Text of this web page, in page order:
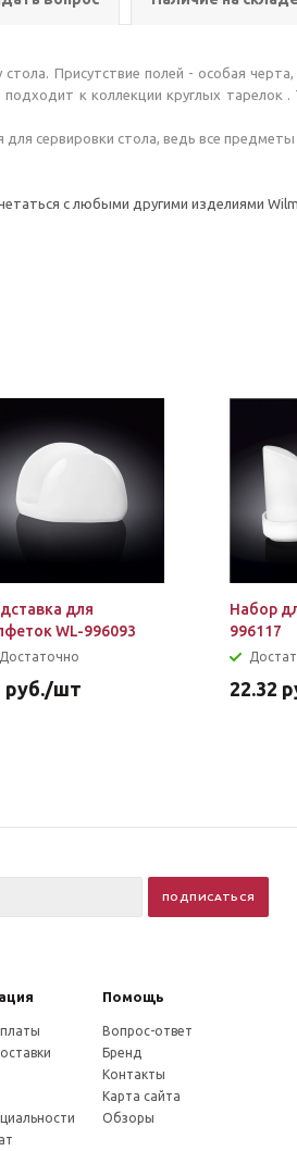
стола. Присутствие полей - особая
к коллекции круглых тарелок .
сервировки стола, ведь все
с любыми другими изделиями
для
WL-996093
Достаточно
руб./шт
Набор
996117
22.32
Помощь
Вопрос-ответ
Бренд
Контакты
Карта сайта
Обзоры